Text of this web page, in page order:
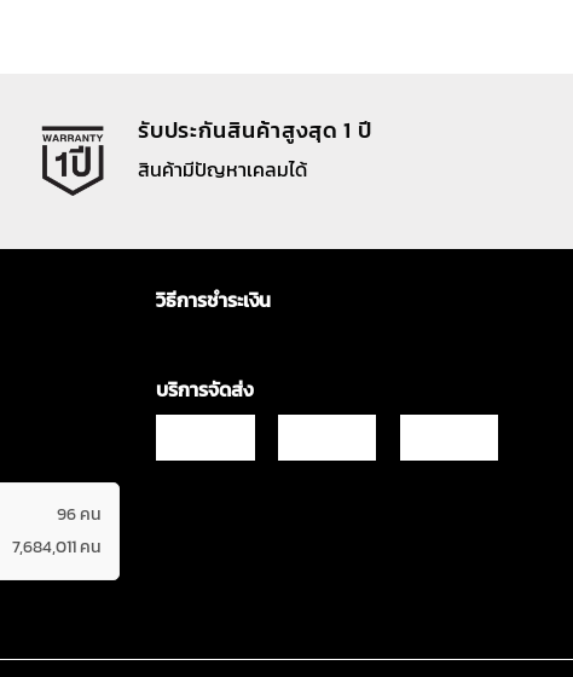
รับประกันสินค้าสูงสุด 1 ปี
สินค้ามีปัญหาเคลมได้
96 คน
7,684,011 คน
วิธีการชำระเงิน
บริการจัดส่ง